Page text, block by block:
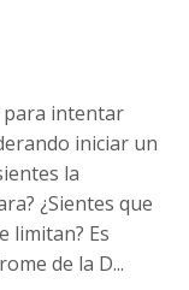
para intentar
iniciar un
la
¿Sientes que
limitan? Es
de la D...